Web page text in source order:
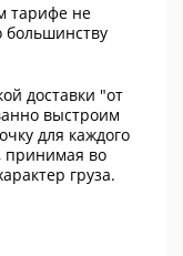
тарифе не
доставки "от
выстроим
для каждого
принимая во
груза.